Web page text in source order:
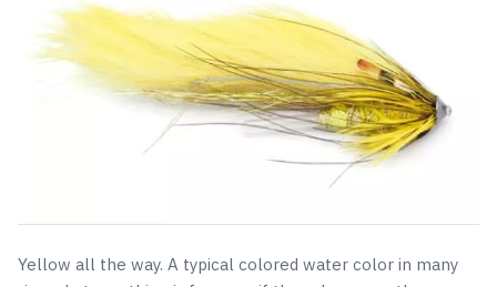
Yellow all the way. A typical colored water color in many